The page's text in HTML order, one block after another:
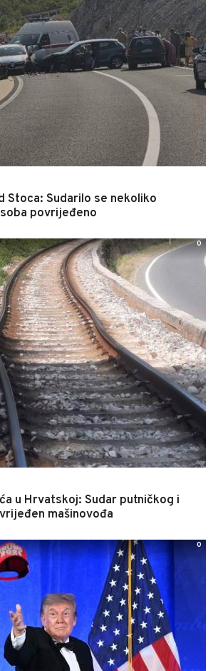
Stoca: Sudarilo se nekoliko
povrijeđeno
u Hrvatskoj: Sudar putničkog i
mašinovođa
0
0